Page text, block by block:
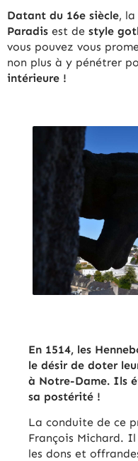
Datant du 16e siècle, la
Paradis est de style
vous pouvez vous
non plus à y pénétrer
intérieure !
En 1514, les
le désir de doter
à Notre-Dame. Ils
sa postérité !
La conduite de ce
François Michard.
les dons et